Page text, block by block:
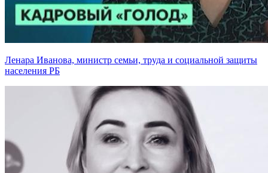
Ленара Иванова, министр семьи, труда и социальной защиты
населения РБ